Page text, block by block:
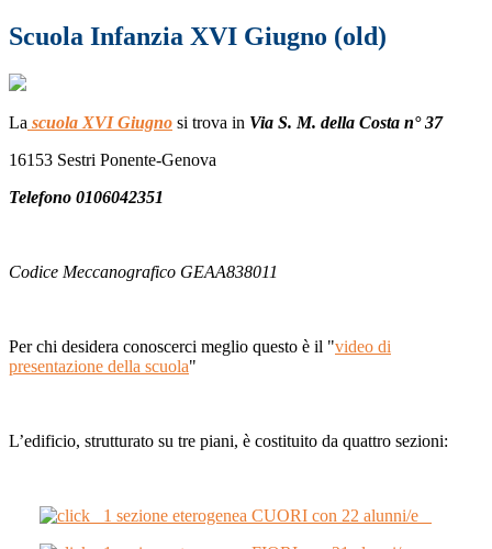
Scuola Infanzia XVI Giugno (old)
La scuola XVI Giugno si trova in Via S. M. della Costa n° 37
16153 Sestri Ponente-Genova
Telefono 0106042351
Codice Meccanografico GEAA838011
Per chi desidera conoscerci meglio questo è il "video di
presentazione della scuola"
L’edificio, strutturato su tre piani, è costituito da quattro sezioni:
1 sezione eterogenea CUORI con 22 alunni/e